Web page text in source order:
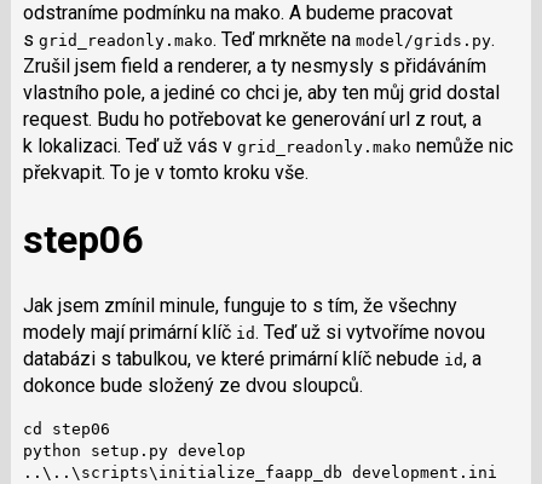
odstraníme podmínku na mako. A budeme pracovat
s grid_readonly.mako. Teď mrkněte na model/grids.py.
Zrušil jsem field a renderer, a ty nesmysly s přidáváním
vlastního pole, a jediné co chci je, aby ten můj grid dostal
request. Budu ho potřebovat ke generování url z rout, a
k lokalizaci. Teď už vás v grid_readonly.mako nemůže nic
překvapit. To je v tomto kroku vše.
step06
Jak jsem zmínil minule, funguje to s tím, že všechny
modely mají primární klíč id. Teď už si vytvoříme novou
databázi s tabulkou, ve které primární klíč nebude id, a
dokonce bude složený ze dvou sloupců.
cd step06
python setup.py develop
..\..\scripts\initialize_faapp_db development.ini